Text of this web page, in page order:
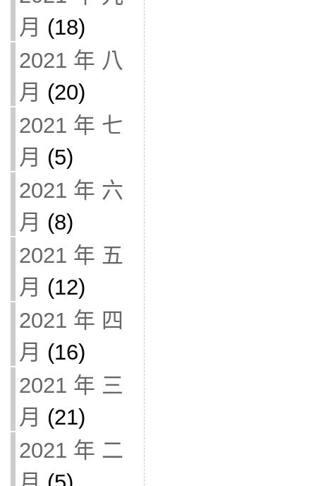
月 (18)
2021 年 八
月 (20)
2021 年 七
月 (5)
2021 年 六
月 (8)
2021 年 五
月 (12)
2021 年 四
月 (16)
2021 年 三
月 (21)
2021 年 二